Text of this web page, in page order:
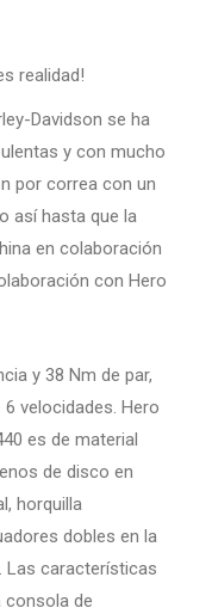
realidad!
Davidson se ha
y con mucho
por correa con un
así hasta que la
en colaboración
con Hero
y 38 Nm de par,
velocidades. Hero
es de material
de disco en
horquilla
dobles en la
Las características
consola de